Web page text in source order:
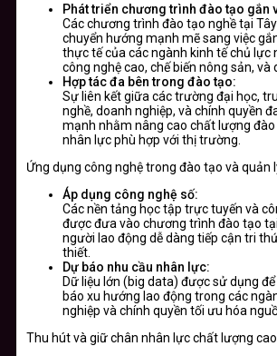
Phát triển chương trình đào tạo gắn
Các chương trình đào tạo nghề tại
chuyển hướng mạnh mẽ sang việc
thực tế của các ngành kinh tế chủ lực
công nghệ cao, chế biến nông sản, và
Hợp tác đa bên trong đào tạo:
Sự liên kết giữa các trường đại học,
nghề, doanh nghiệp, và chính quyền
mạnh nhằm nâng cao chất lượng
nhân lực phù hợp với thị trường.
Ứng dụng công nghệ trong đào tạo và quản
Áp dụng công nghệ số:
Các nền tảng học tập trực tuyến và
được đưa vào chương trình đào tạo
người lao động dễ dàng tiếp cận tri
thiết.
Dự báo nhu cầu nhân lực:
Dữ liệu lớn (big data) được sử dụng
báo xu hướng lao động trong các
nghiệp và chính quyền tối ưu hóa
Thu hút và giữ chân nhân lực chất lượng cao